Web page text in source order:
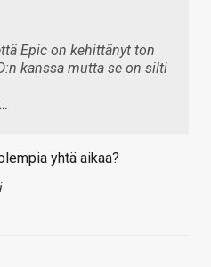
Epic on kehittänyt ton
kanssa mutta se on silti
yhtä aikaa?